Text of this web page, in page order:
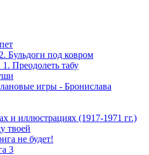
Бульдоги под ковром
Преодолеть табу
игры - Бронислава
и иллюстрациях (1917-1971 гг.)
твоей
не будет!
3